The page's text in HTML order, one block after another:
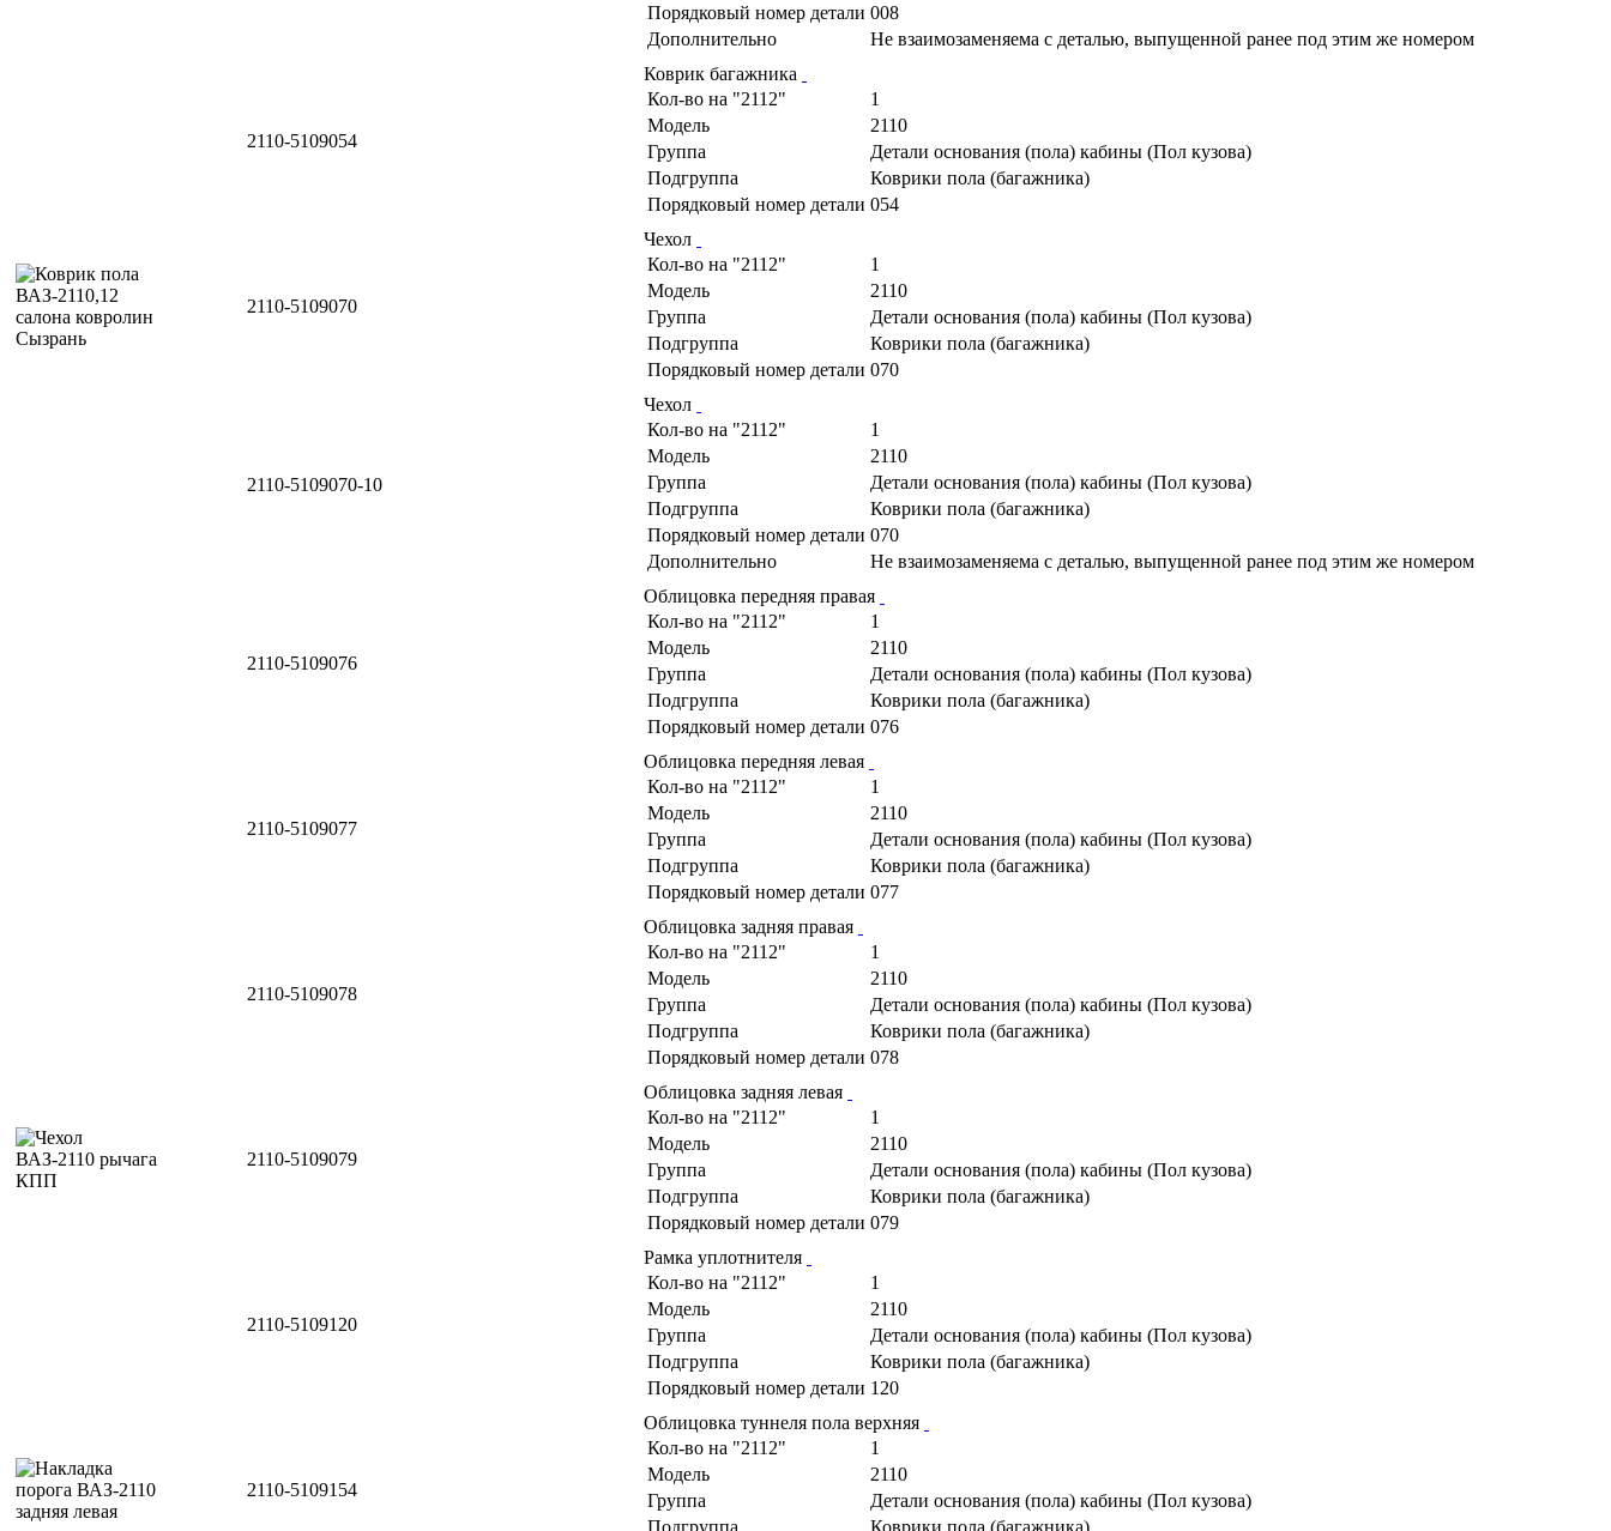
Порядковый номер детали 008
Дополнительно
Не взаимозаменяема с деталью, выпущенной ранее под этим же номером
2110-5109054
Коврик багажника
Кол-во на "2112"
1
Модель
2110
Группа
Детали основания (пола) кабины (Пол кузова)
Подгруппа
Коврики пола (багажника)
Порядковый номер детали 054
2110-5109070
Чехол
Кол-во на "2112"
1
Модель
2110
Группа
Детали основания (пола) кабины (Пол кузова)
Подгруппа
Коврики пола (багажника)
Порядковый номер детали 070
2110-5109070-10
Чехол
Кол-во на "2112"
1
Модель
2110
Группа
Детали основания (пола) кабины (Пол кузова)
Подгруппа
Коврики пола (багажника)
Порядковый номер детали 070
Дополнительно
Не взаимозаменяема с деталью, выпущенной ранее под этим же номером
2110-5109076
Облицовка передняя правая
Кол-во на "2112"
1
Модель
2110
Группа
Детали основания (пола) кабины (Пол кузова)
Подгруппа
Коврики пола (багажника)
Порядковый номер детали 076
2110-5109077
Облицовка передняя левая
Кол-во на "2112"
1
Модель
2110
Группа
Детали основания (пола) кабины (Пол кузова)
Подгруппа
Коврики пола (багажника)
Порядковый номер детали 077
2110-5109078
Облицовка задняя правая
Кол-во на "2112"
1
Модель
2110
Группа
Детали основания (пола) кабины (Пол кузова)
Подгруппа
Коврики пола (багажника)
Порядковый номер детали 078
2110-5109079
Облицовка задняя левая
Кол-во на "2112"
1
Модель
2110
Группа
Детали основания (пола) кабины (Пол кузова)
Подгруппа
Коврики пола (багажника)
Порядковый номер детали 079
2110-5109120
Рамка уплотнителя
Кол-во на "2112"
1
Модель
2110
Группа
Детали основания (пола) кабины (Пол кузова)
Подгруппа
Коврики пола (багажника)
Порядковый номер детали 120
2110-5109154
Облицовка туннеля пола верхняя
Кол-во на "2112"
1
Модель
2110
Группа
Детали основания (пола) кабины (Пол кузова)
Подгруппа
Коврики пола (багажника)